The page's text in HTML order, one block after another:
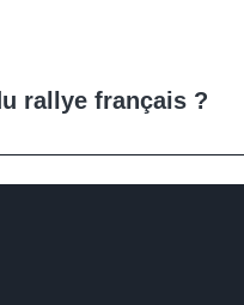
rallye français ?